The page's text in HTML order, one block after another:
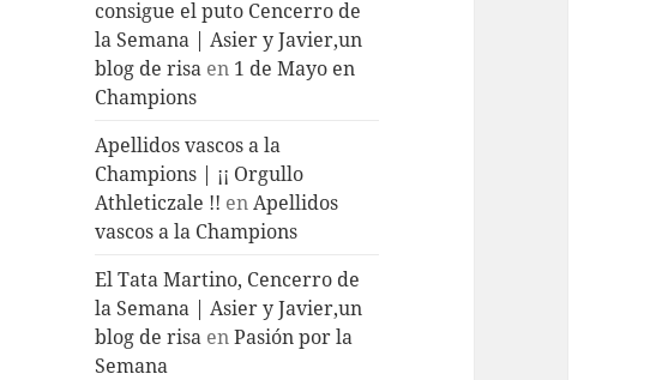
consigue el puto Cencerro de
la Semana | Asier y Javier,un
blog de risa en 1 de Mayo en
Champions
Apellidos vascos a la
Champions | ¡¡ Orgullo
Athleticzale !! enApellidos
vascos a la Champions
El Tata Martino, Cencerro de
la Semana | Asier y Javier,un
blog de risa enPasión por la
Semana